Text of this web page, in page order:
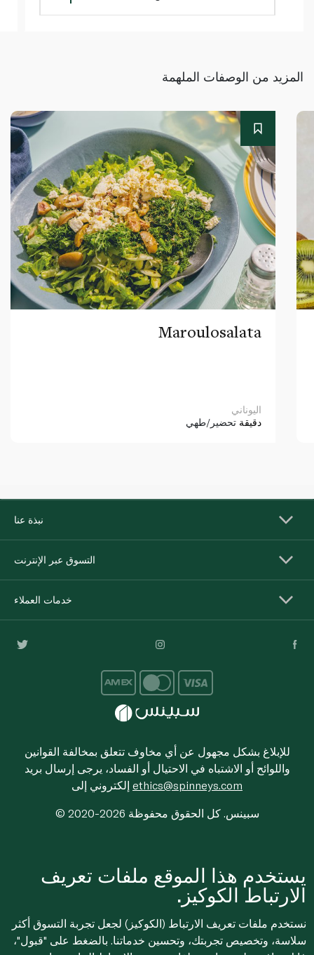
المزيد من الوصفات الملهمة
Maroulosalata
اليوناني
دقيقة تحضير/طهي
نبذة عنا
التسوق عبر الإنترنت
خدمات العملاء
للإبلاغ بشكل مجهول عن أي مخاوف تتعلق بمخالفة القوانين
واللوائح أو الاشتباه في الاحتيال أو الفساد، يرجى إرسال بريد
ethics@spinneys.com
© 2020-2026 سبينس. كل الحقوق محفوظة
يستخدم هذا الموقع ملفات تعريف
الارتباط الكوكيز.
نستخدم ملفات تعريف الارتباط (الكوكيز) لجعل تجربة التسوق أكثر
سلاسة، وتخصيص تجربتك، وتحسين خدماتنا. بالضغط على "قبول"،